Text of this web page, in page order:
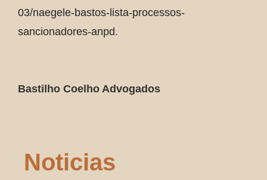
03/naegele-bastos-lista-processos-
sancionadores-anpd.
Bastilho Coelho Advogados
Noticias